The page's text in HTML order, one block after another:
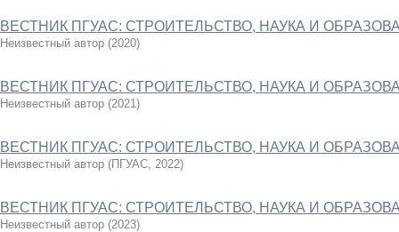
ВЕСТНИК ПГУАС: СТРОИТЕЛЬСТВО, НАУКА И
Неизвестный автор (2020)
ВЕСТНИК ПГУАС: СТРОИТЕЛЬСТВО, НАУКА И
Неизвестный автор (2021)
ВЕСТНИК ПГУАС: СТРОИТЕЛЬСТВО, НАУКА И
Неизвестный автор (ПГУАС, 2022)
ВЕСТНИК ПГУАС: СТРОИТЕЛЬСТВО, НАУКА И
Неизвестный автор (2023)